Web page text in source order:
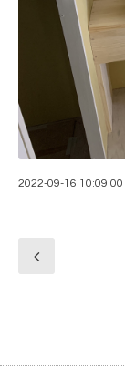
2022-09-16 10:09:00